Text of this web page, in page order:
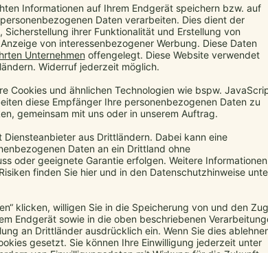
Deshalb geht es nicht nur darum, dein Kind
Anhock-Spreiz-Haltung und geben deinem Kind sicheren
Spaziergang: manduca passt sich deinem Tag an.
bleibst.
für dein Kind angenehm ist.
einem natürlichen Familienalltag.
sondern über viele gemeinsame Wege zu begleiten.
Kind, angenehm